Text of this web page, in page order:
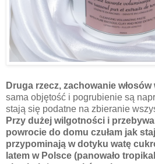
Druga rzecz, zachowanie
sama objętość i pogrubienie są
stają się podatne na zbieranie
Przy dużej wilgotności i
powrocie do domu czułam jak
przypominają w dotyku watę
latem w Polsce (panowało